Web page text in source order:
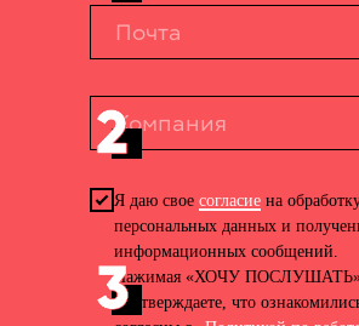
Я даю свое согласие на
персональных данных и
информационных сообщений.
Нажимая «ХОЧУ
подтверждаете, что